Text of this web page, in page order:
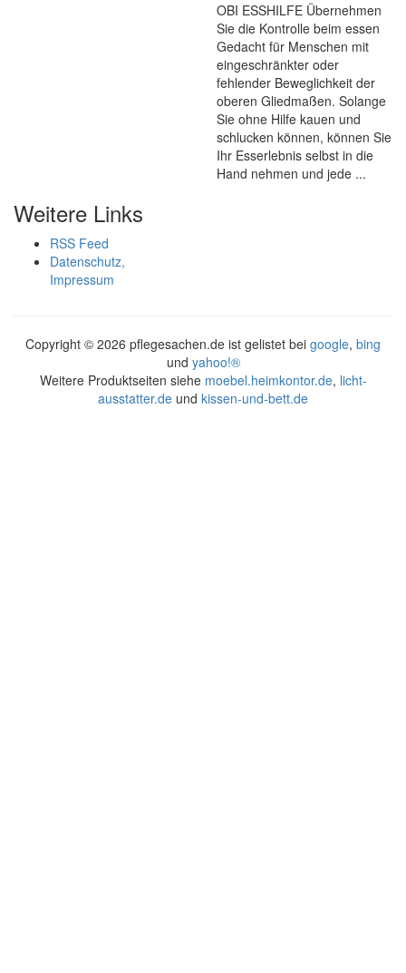
OBI ESSHILFE Übernehmen
Sie die Kontrolle beim essen
Gedacht für Menschen mit
eingeschränkter oder
fehlender Beweglichkeit der
oberen Gliedmaßen. Solange
Sie ohne Hilfe kauen und
schlucken können, können Sie
Ihr Esserlebnis selbst in die
Hand nehmen und jede ...
Weitere Links
RSS Feed
Datenschutz,
Impressum
Copyright © 2026 pflegesachen.de ist gelistet bei google, bing
und yahoo!®
Weitere Produktseiten siehe moebel.heimkontor.de, licht-
ausstatter.de und kissen-und-bett.de